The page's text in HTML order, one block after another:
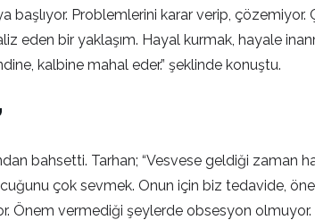
başlıyor. Problemlerini karar verip,
eden bir yaklaşım. Hayal kurmak, hayale
kalbine mahal eder.” şeklinde konuştu.
bahsetti. Tarhan; “Vesvese geldiği
çok sevmek. Onun için biz tedavide,
Önem vermediği şeylerde obsesyon